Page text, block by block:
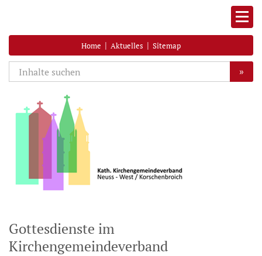
Home | Aktuelles | Sitemap
»
Gottesdienste im
Kirchengemeindeverband